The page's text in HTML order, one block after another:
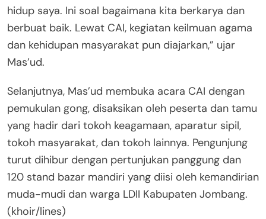
hidup saya. Ini soal bagaimana kita berkarya dan
berbuat baik. Lewat CAI, kegiatan keilmuan agama
dan kehidupan masyarakat pun diajarkan,” ujar
Mas’ud.
Selanjutnya, Mas’ud membuka acara CAI dengan
pemukulan gong, disaksikan oleh peserta dan tamu
yang hadir dari tokoh keagamaan, aparatur sipil,
tokoh masyarakat, dan tokoh lainnya. Pengunjung
turut dihibur dengan pertunjukan panggung dan
120 stand bazar mandiri yang diisi oleh kemandirian
muda-mudi dan warga LDII Kabupaten Jombang.
(khoir/lines)